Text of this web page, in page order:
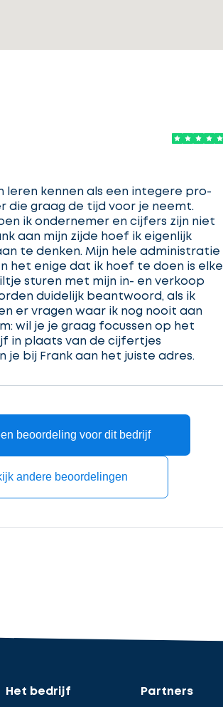
leren kennen als een integere pro-
die graag de tijd voor je neemt.
ik ondernemer en cijfers zijn niet
aan mijn zijde hoef ik eigenlijk
te denken. Mijn hele administratie
het enige dat ik hoef te doen is elke
sturen met mijn in- en verkoop
duidelijk beantwoord, als ik
er vragen waar ik nog nooit aan
wil je je graag focussen op het
in plaats van de cijfertjes
je bij Frank aan het juiste adres.
beoordeling voor dit bedrijf
andere beoordelingen
Het bedrijf Partners